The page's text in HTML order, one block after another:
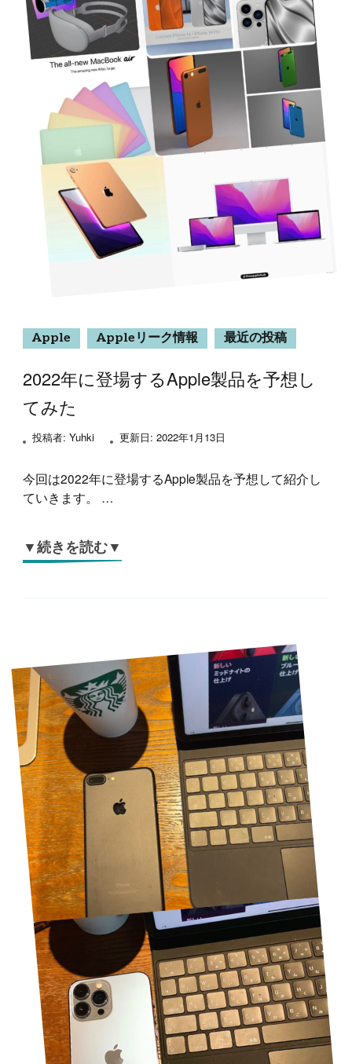
Apple Appleリーク情報 最近の投稿
2022年に登場するApple製品を予想し
てみた
投稿者: Yuhki 更新日: 2022年1月13日
今回は2022年に登場するApple製品を予想して紹介し
ていきます。 …
▼続きを読む▼